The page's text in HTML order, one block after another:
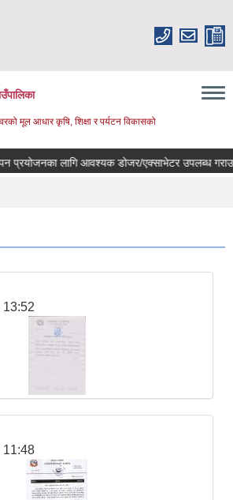
मूल आधार कृषि, शिक्षा र पर्यटन विकासको
प्रयोजनका लागि आवश्यक डोजर/एक्साभेटर उपलब्ध गराउने
13:52
11:48